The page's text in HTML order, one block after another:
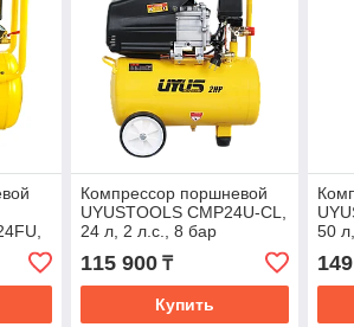
Компрессор поршневой
UYUSTOOLS CMP24U-CL,
24 л, 2 л.с., 8 бар
115 900₸
Купить
50